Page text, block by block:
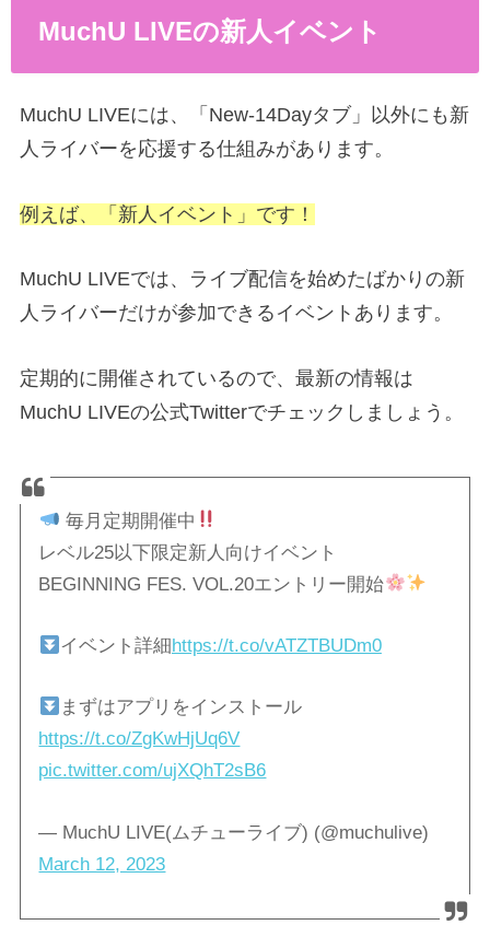
MuchU LIVEの新人イベント
MuchU LIVEには、「New-14Dayタブ」以外にも新
人ライバーを応援する仕組みがあります。
例えば、「新人イベント」です！
MuchU LIVEでは、ライブ配信を始めたばかりの新
人ライバーだけが参加できるイベントあります。
定期的に開催されているので、最新の情報は
MuchU LIVEの公式Twitterでチェックしましょう。
毎月定期開催中
レベル25以下限定新人向けイベント
BEGINNING FES. VOL.20エントリー開始
イベント詳細https://t.co/vATZTBUDm0
まずはアプリをインストール
https://t.co/ZgKwHjUq6V
pic.twitter.com/ujXQhT2sB6
— MuchU LIVE(ムチューライブ) (@muchulive)
March 12, 2023